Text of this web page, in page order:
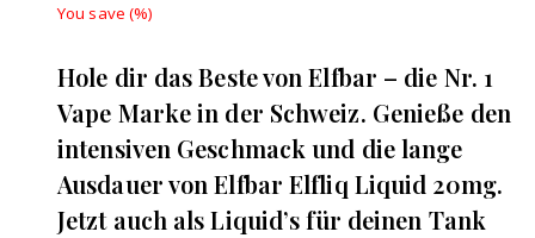
You save (%)
Hole dir das Beste von Elfbar – die Nr. 1
Vape Marke in der Schweiz. Genieße den
intensiven Geschmack und die lange
Ausdauer von Elfbar Elfliq Liquid 20mg.
Jetzt auch als Liquid’s für deinen Tank